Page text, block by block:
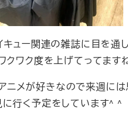
キュー関連の雑誌に目を通
クワク度を上げてってます
ニメが好きなので来週に
に行く予定をしています^ ^